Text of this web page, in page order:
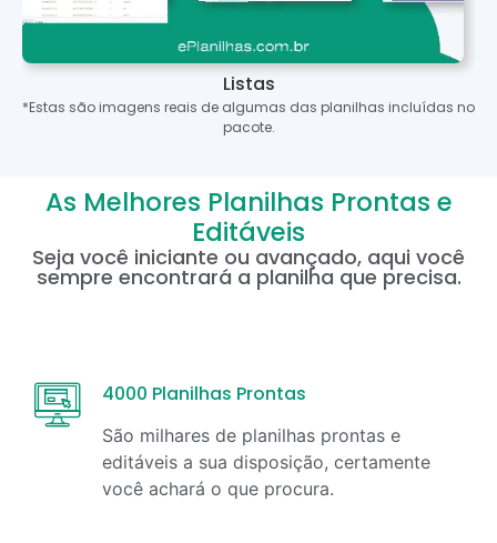
Listas
*Estas são imagens reais de algumas das planilhas incluídas no
pacote.
As Melhores Planilhas Prontas e
Editáveis
Seja você iniciante ou avançado, aqui você
sempre encontrará a planilha que precisa.
4000 Planilhas Prontas
São milhares de planilhas prontas e
editáveis a sua disposição, certamente
você achará o que procura.